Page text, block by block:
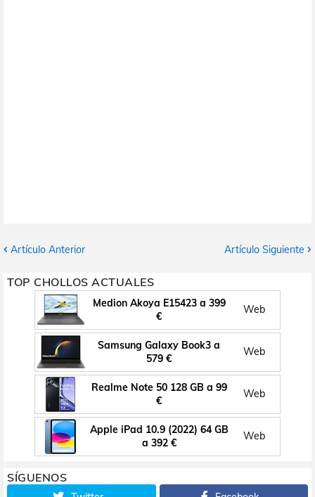
Artículo Anterior Artículo Siguiente
TOP CHOLLOS ACTUALES
Medion Akoya E15423 a 399
€
Web
Samsung Galaxy Book3 a
579 €
Web
Realme Note 50 128 GB a 99
€
Web
Apple iPad 10.9 (2022) 64 GB
a 392 €
Web
SÍGUENOS